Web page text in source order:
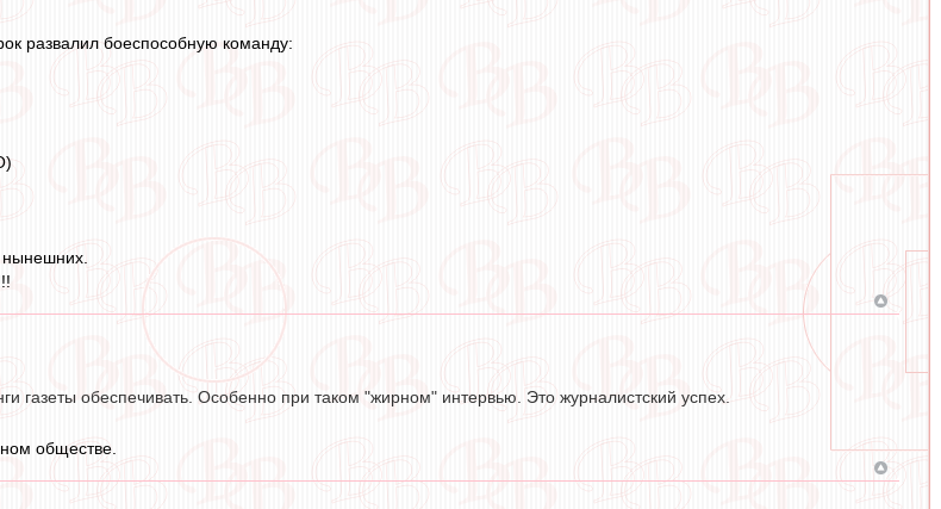
развалил боеспособную команду:
нынешних.
газеты обеспечивать. Особенно при таком "жирном" интервью. Это журналистский успех.
обществе.